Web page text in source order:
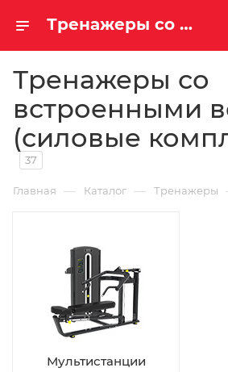
Тренажеры со встроенными весами (силовые комплексы) купить недорого с доставкой
Тренажеры со
встроенными
(силовые
37
Главная — Каталог — Тренажеры
Мультистанции